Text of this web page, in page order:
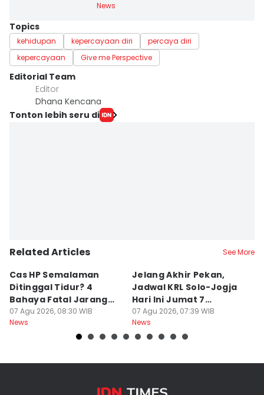
News
Topics
kehidupan kepercayaan diri
percaya diri
kepercayaan
Give me Perspective
Editorial Team
Editor
Dhana Kencana
Tonton lebih seru di
Related Articles See More
Cas HP Semalaman
Ditinggal Tidur? 4
Bahaya Fatal Jarang
Disadari Pekerja Kantor
07 Agu 2026, 08:30 WIB
News
Jelang Akhir Pekan,
Jadwal KRL Solo-Jogja
Hari Ini Jumat 7
Agustus, Lengkap!
07 Agu 2026, 07:39 WIB
News